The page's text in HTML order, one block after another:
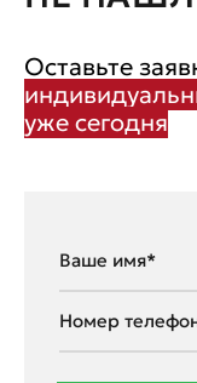
Оставьте
уже сегодня